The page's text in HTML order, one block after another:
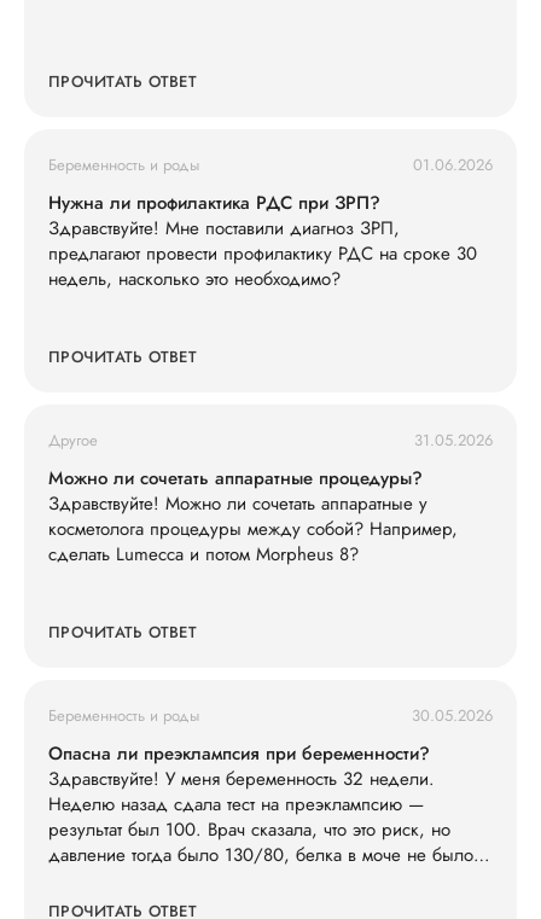
ПРОЧИТАТЬ ОТВЕТ
Беременность и роды 01.06.2026
Нужна ли профилактика РДС при ЗРП?
Здравствуйте! Мне поставили диагноз ЗРП,
предлагают провести профилактику РДС на сроке 30
недель, насколько это необходимо?
ПРОЧИТАТЬ ОТВЕТ
Другое 31.05.2026
Можно ли сочетать аппаратные процедуры?
Здравствуйте! Можно ли сочетать аппаратные у
косметолога процедуры между собой? Например,
сделать Lumecca и потом Morpheus 8?
ПРОЧИТАТЬ ОТВЕТ
Беременность и роды 30.05.2026
Опасна ли преэклампсия при беременности?
Здравствуйте! У меня беременность 32 недели.
Неделю назад сдала тест на преэклампсию —
результат был 100. Врач сказала, что это риск, но
давление тогда было 130/80, белка в моче не было.
жмут), голова побаливает, но терпимо, давление дома
ПРОЧИТАТЬ ОТВЕТ